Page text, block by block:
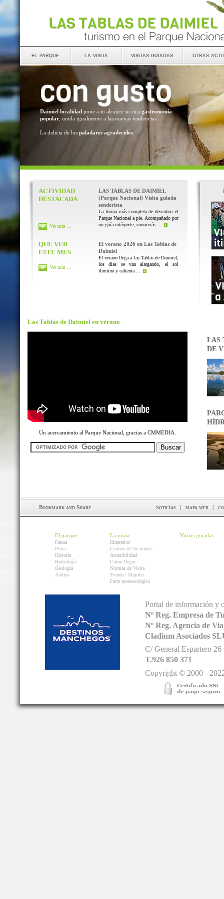
el parque la visita visitas guiadas otras
Daimiel localidad pone a tu alcance su rica gastronomía
popular , unida igualmente a las nuevas tendencias.
La delicia de los paladares agradecidos
ACTIVIDAD
DESTACADA
LAS TABLAS DE DAIMIEL
(Parque Nacional) Visita guiada
senderista
La forma más completa de descubrir el
Parque Nacional a pie. Acompañado por
un guía intérprete, conocerás ...
Ver más ...
QUE VER
ESTE MES
El verano 2026 en Las Tablas de
Daimiel
El verano llega a las Tablas de Daimiel,
los días se van alargando, el sol
ilumina y calienta ...
Ver más ...
Las Tablas de Daimiel en verano
Un acercamiento al Parque Nacional, gracias a CMMEDIA.
LAS
DE
noticias | mapa web |
El parque
Fauna
Flora
Historia
Hidrología
Geología
Audios
La visita
Itinerarios
Centros de Visitantes
Accesibilidad
Como llegar
Normas de Visita
Tienda / Alquiler
Parte meteorológico
Visitas guiadas
Portal de información y
Nº Reg. Empresa de
Nº Reg. Agencia de
Cladium Asociados
C/ General Espartero
T.926 850 371
Copyright © 2000 -